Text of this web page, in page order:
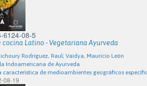
6124-08-5
cocina Latino - Vegetariana Ayurveda
Rodriguez, Raul; Vaidya, Mauricio León
Indoamericana de Ayurveda
característica de medioambientes geográficos
08-19